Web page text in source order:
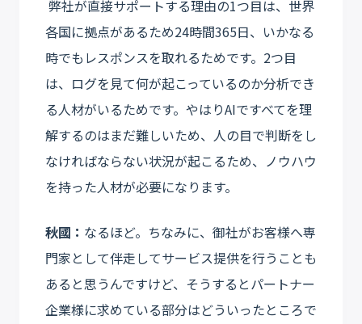
弊社が直接サポートする理由の1つ目は、世界
各国に拠点があるため24時間365日、いかなる
時でもレスポンスを取れるためです。2つ目
は、ログを見て何が起こっているのか分析でき
る人材がいるためです。やはりAIですべてを理
解するのはまだ難しいため、人の目で判断をし
なければならない状況が起こるため、ノウハウ
を持った人材が必要になります。
秋國： なるほど。ちなみに、御社がお客様へ専
門家として伴走してサービス提供を行うことも
あると思うんですけど、そうするとパートナー
企業様に求めている部分はどういったところで